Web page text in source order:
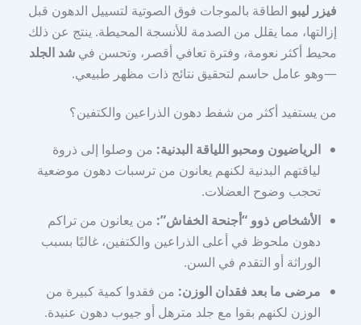
فيزر ليبو الطاقة بالموجات فوق الصوتية لتسييل الدهون قبل
إزالتها، مما يقلل من الصدمة للأنسجة المحيطة. ينتج عن ذلك
محيط أكثر نعومة، وفترة تعافي أقصر، وتحسن فيشد الجلد
—وهو عامل حاسم لتحقيق نتائج ذات مظهر طبيعي.
من يستفيد أكثر من شفط دهون الذراعين والكتفين؟
الرياضيون ومحبو اللياقة البدنية: من وصلوا إلى ذروة
لياقتهم البدنية لكنهم يعانون من ترسبات دهون موضعية
تحجب وضوح العضلات.
الأشخاص ذوو “أجنحة الخفاش”: من يعانون من تراكم
دهون ملحوظ في أعلى الذراعين والكتفين، غالبًا بسبب
الوراثة أو التقدم في السن.
مرضى ما بعد فقدان الوزن: من فقدوا كمية كبيرة من
الوزن لكنهم بقوا مع جلد مترهل أو جيوب دهون عنيدة.